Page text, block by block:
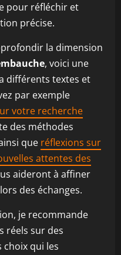
pour réfléchir et
précise.
la dimension
, voici une
différents textes et
par exemple
votre recherche
des méthodes
que réflexions sur
attentes des
aideront à affiner
des échanges.
je recommande
réels sur des
qui les